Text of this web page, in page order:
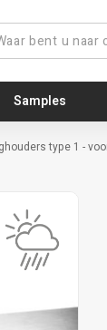
Samples
type 1 -